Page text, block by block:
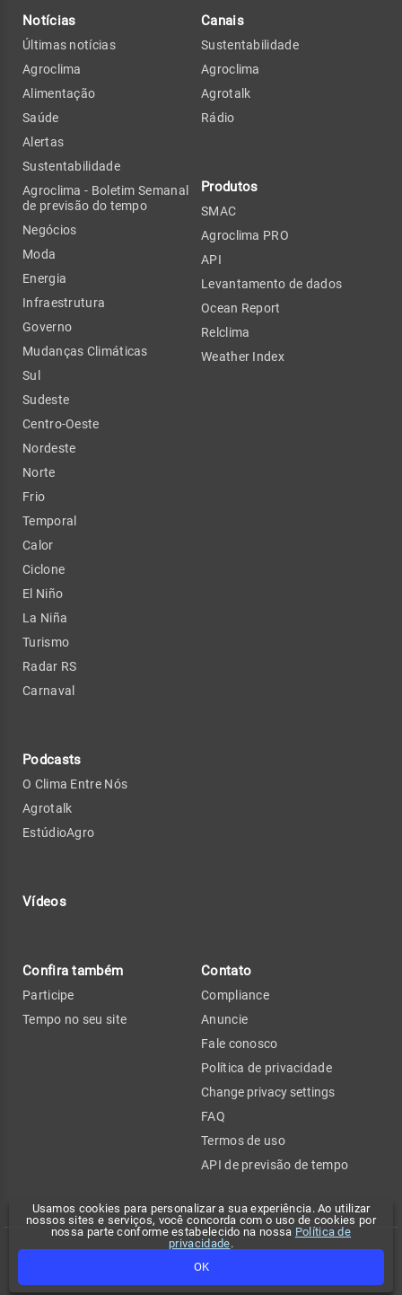
Usamos cookies para personalizar a sua experiência. Ao utilizar
nossos sites e serviços, você concorda com o uso de cookies por
nossa parte conforme estabelecido na nossa Política de
privacidade.
OK
Notícias
Últimas notícias
Agroclima
Alimentação
Saúde
Alertas
Sustentabilidade
Agroclima - Boletim Semanal
de previsão do tempo
Negócios
Moda
Energia
Infraestrutura
Governo
Mudanças Climáticas
Sul
Sudeste
Centro-Oeste
Nordeste
Norte
Frio
Temporal
Calor
Ciclone
El Niño
La Niña
Turismo
Radar RS
Carnaval
Podcasts
O Clima Entre Nós
Agrotalk
EstúdioAgro
Vídeos
Canais
Sustentabilidade
Agroclima
Agrotalk
Rádio
Produtos
SMAC
Agroclima PRO
API
Levantamento de dados
Ocean Report
Relclima
Weather Index
Confira também
Participe
Tempo no seu site
Contato
Compliance
Anuncie
Fale conosco
Política de privacidade
Change privacy settings
FAQ
Termos de uso
API de previsão de tempo
Copyright 2026 - Climatempo. Todos os direitos reservados.